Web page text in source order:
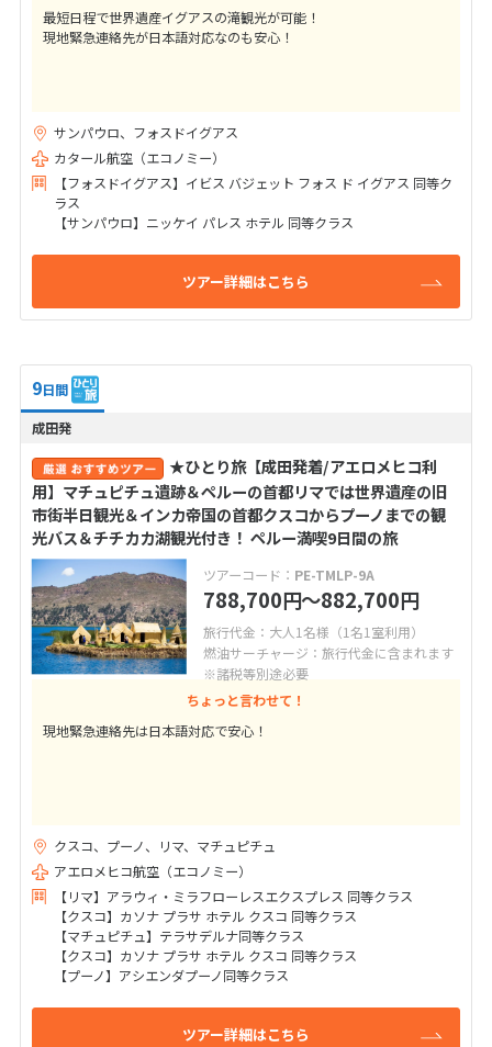
最短日程で世界遺産イグアスの滝観光が可能！
現地緊急連絡先が日本語対応なのも安心！
サンパウロ、フォスドイグアス
カタール航空（エコノミー）
【フォスドイグアス】イビス バジェット フォス ド イグアス 同等ク
ラス
【サンパウロ】ニッケイ パレス ホテル 同等クラス
ツアー詳細はこちら
9日間
成田発
★ひとり旅【成田発着/アエロメヒコ利
用】マチュピチュ遺跡＆ペルーの首都リマでは世界遺産の旧
市街半日観光＆インカ帝国の首都クスコからプーノまでの観
光バス＆チチカカ湖観光付き！ ペルー満喫9日間の旅
ツアーコード： PE-TMLP-9A
788,700円〜882,700円
旅行代金：大人1名様（1名1室利用）
燃油サーチャージ：旅行代金に含まれます
※諸税等別途必要
ちょっと言わせて！
現地緊急連絡先は日本語対応で安心！
クスコ、プーノ、リマ、マチュピチュ
アエロメヒコ航空（エコノミー）
【リマ】アラウィ・ミラフローレスエクスプレス 同等クラス
【クスコ】カソナ プラサ ホテル クスコ 同等クラス
【マチュピチュ】テラサデルナ同等クラス
【クスコ】カソナ プラサ ホテル クスコ 同等クラス
【プーノ】アシエンダプーノ同等クラス
ツアー詳細はこちら